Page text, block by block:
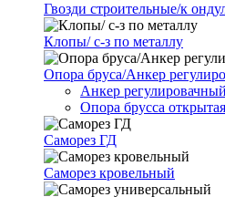
Гвозди строительные/к
Клопы/ с-з по металлу
Опора бруса/Анкер
Анкер
Опора брусса
Саморез ГД
Саморез кровельный